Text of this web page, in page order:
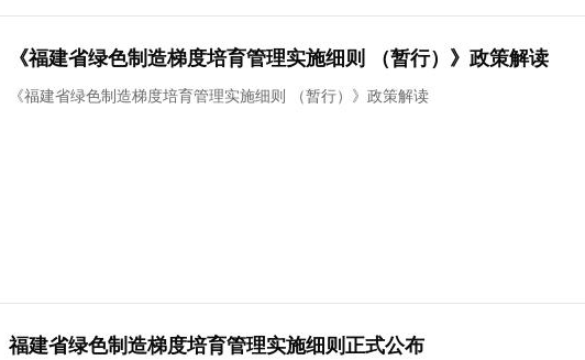
《福建省绿色制造梯度培育管理实施细则 （暂行）》政策解读
《福建省绿色制造梯度培育管理实施细则 （暂行）》政策解读
福建省绿色制造梯度培育管理实施细则正式公布